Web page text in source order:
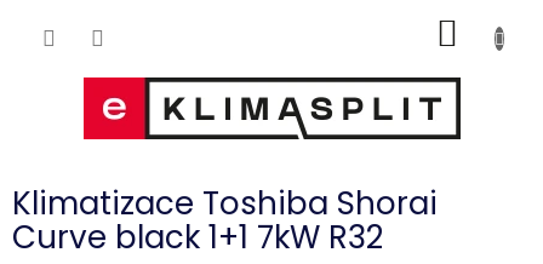
KOŠÍK
Klimatizace Toshiba Shorai
Curve black 1+1 7kW R32